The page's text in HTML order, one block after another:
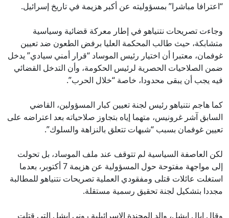
“اعترافا مباشرا” بمسؤوليته عن أكبر هزيمة في تاريخ إسرائيل.
وجاءت تصريحات نتنياهو في إطار معركة قضائية وسياسية
متشابكة، حيث طالب المحكمة العليا برفض الطعون ضد تعيين
غوفمان، معتبرا أن اختيار رئيس الموساد “قرار أمني سيادي” يدخل
ضمن الصلاحيات الحصرية لرئيس الحكومة، وأن التدخل القضائي
فيه يجب أن يبقى محدودا، خاصة “خلال الحرب”.
كما هاجم نتنياهو رئيس لجنة تعيين كبار المسؤولين، القاضي
السابق آشر غرونيس، متهما إياه بتجاوز صلاحياته بعد اعتراضه على
تعيين غوفمان بسبب “شبهات تتعلق بالنزاهة والسلوك”.
لكن العاصفة السياسية لم تتوقف عند ملف الموساد، بل تحولت
إلى مواجهة مفتوحة حول المسؤولية عن هزيمة 7 أكتوبر، بعدما
استغلت عائلات قتلى ومفقودي العملية تصريحات نتنياهو للمطالبة
مجددا بتشكيل لجنة تحقيق رسمية مستقلة.
وقال إيال إيشل، والد المجندة الإسرائيلية روني إيشل التي قتلت